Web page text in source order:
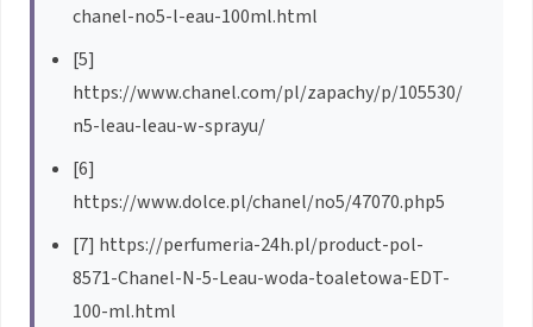
chanel-no5-l-eau-100ml.html
[5]
https://www.chanel.com/pl/zapachy/p/105530/
n5-leau-leau-w-sprayu/
[6]
https://www.dolce.pl/chanel/no5/47070.php5
[7] https://perfumeria-24h.pl/product-pol-
8571-Chanel-N-5-Leau-woda-toaletowa-EDT-
100-ml.html